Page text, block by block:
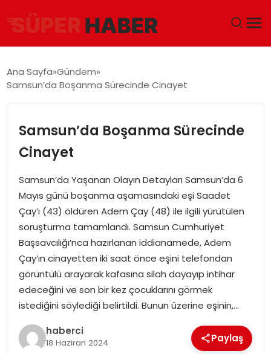
DÜNYA
EĞITIM
EKONOMI
MAGAZIN
SAĞLIK
SIYASET
SPOR
TEKNOLOJI
Ana Sayfa Gündem
Samsun’da Boşanma Sürecinde Cinayet
Samsun’da Boşanma Sürecinde
Cinayet
Samsun’da Yaşanan Olayın Detayları Samsun’da 6
Mayıs günü boşanma aşamasındaki eşi Saadet
Çay’ı (43) öldüren Adem Çay (48) ile ilgili yürütülen
soruşturma tamamlandı. Samsun Cumhuriyet
Başsavcılığı’nca hazırlanan iddianamede, Adem
Çay’ın cinayetten iki saat önce eşini telefondan
görüntülü arayarak kafasına silah dayayıp intihar
edeceğini ve son bir kez çocuklarını görmek
istediğini söylediği belirtildi. Bunun üzerine eşinin,…
haberci
18 Haziran 2024 Paylaş